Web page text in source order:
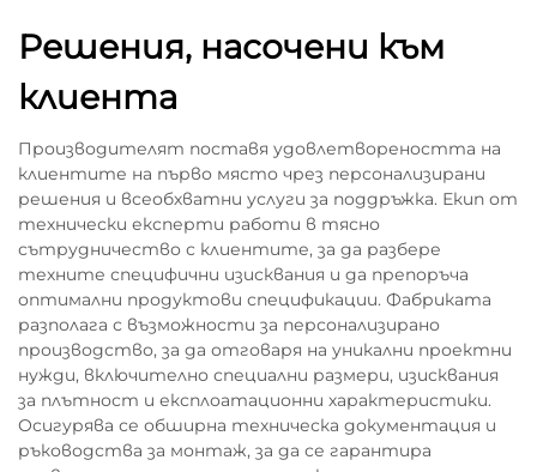
Решения, насочени към
клиента
Производителят поставя удовлетвореността на
клиентите на първо място чрез персонализирани
решения и всеобхватни услуги за поддръжка. Екип от
технически експерти работи в тясно
сътрудничество с клиентите, за да разбере
техните специфични изисквания и да препоръча
оптимални продуктови спецификации. Фабриката
разполага с възможности за персонализирано
производство, за да отговаря на уникални проектни
нужди, включително специални размери, изисквания
за плътност и експлоатационни характеристики.
Осигурява се обширна техническа документация и
ръководства за монтаж, за да се гарантира